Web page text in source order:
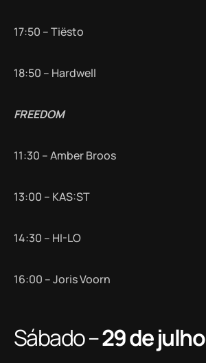
17:50 – Tiësto
18:50 – Hardwell
FREEDOM
11:30 – Amber Broos
13:00 – KAS:ST
14:30 – HI-LO
16:00 – Joris Voorn
Sábado –29 de julho